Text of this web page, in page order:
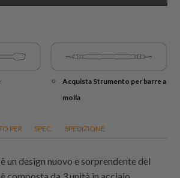
Acquista Strumento per barre a
molla
PER SPEC. SPEDIZIONE
un design nuovo e sorprendente del